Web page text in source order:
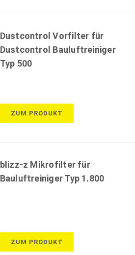
Dustcontrol Vorfilter für
Dustcontrol Bauluftreiniger
Typ 500
ZUM PRODUKT
blizz-z Mikrofilter für
Bauluftreiniger Typ 1.800
ZUM PRODUKT